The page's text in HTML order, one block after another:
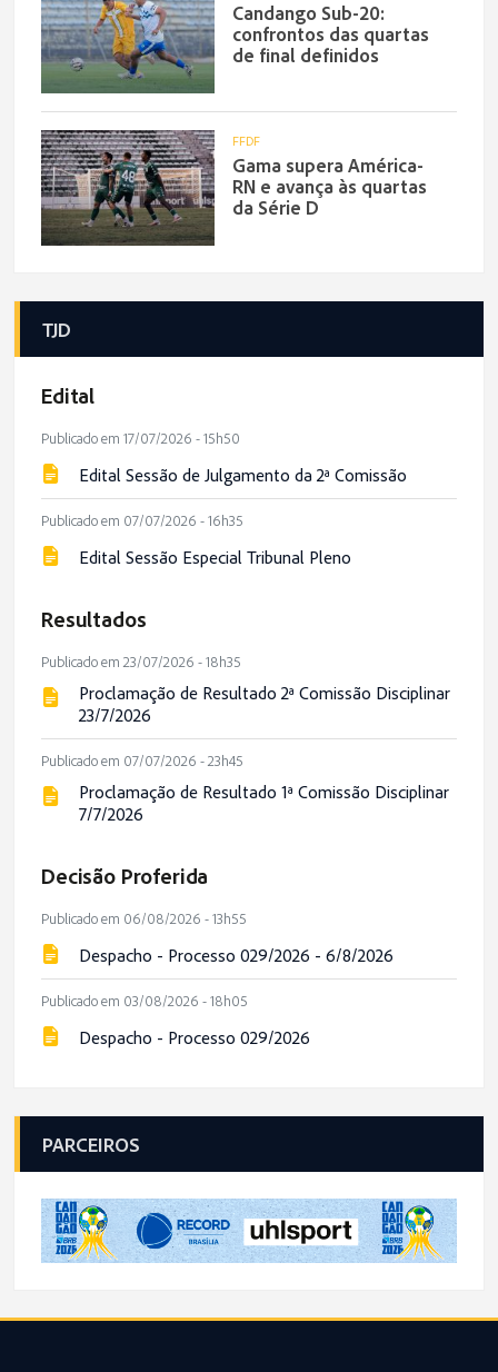
Candango Sub-20:
confrontos das quartas
de final definidos
FFDF
Gama supera América-
RN e avança às quartas
da Série D
TJD
Edital
Publicado em 17/07/2026 - 15h50
Edital Sessão de Julgamento da 2ª Comissão
Publicado em 07/07/2026 - 16h35
Edital Sessão Especial Tribunal Pleno
Resultados
Publicado em 23/07/2026 - 18h35
Proclamação de Resultado 2ª Comissão Disciplinar
23/7/2026
Publicado em 07/07/2026 - 23h45
Proclamação de Resultado 1ª Comissão Disciplinar
7/7/2026
Decisão Proferida
Publicado em 06/08/2026 - 13h55
Despacho - Processo 029/2026 - 6/8/2026
Publicado em 03/08/2026 - 18h05
Despacho - Processo 029/2026
PARCEIROS